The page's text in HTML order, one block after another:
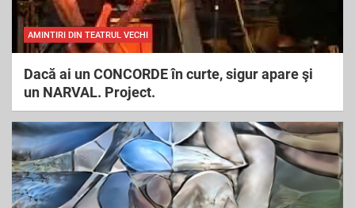
AMINTIRI DIN TEATRUL VECHI
Dacă ai un CONCORDE în curte, sigur apare şi
un NARVAL. Project.